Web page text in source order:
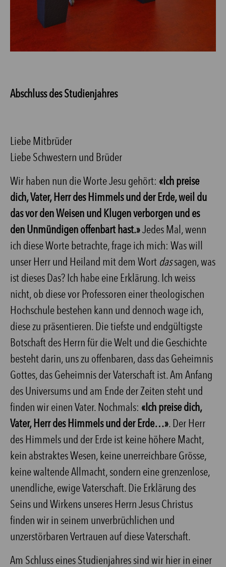
Abschluss des Studienjahres
Liebe Mitbrüder
Liebe Schwestern und Brüder
Wir haben nun die Worte Jesu gehört: «Ich preise
dich, Vater, Herr des Himmels und der Erde, weil du
das vor den Weisen und Klugen verborgen und es
den Unmündigen offenbart hast.»Jedes Mal, wenn
ich diese Worte betrachte, frage ich mich: Was will
unser Herr und Heiland mit dem Wort dassagen, was
ist dieses Das? Ich habe eine Erklärung. Ich weiss
nicht, ob diese vor Professoren einer theologischen
Hochschule bestehen kann und dennoch wage ich,
diese zu präsentieren. Die tiefste und endgültigste
Botschaft des Herrn für die Welt und die Geschichte
besteht darin, uns zu offenbaren, dass das Geheimnis
Gottes, das Geheimnis der Vaterschaft ist. Am Anfang
des Universums und am Ende der Zeiten steht und
finden wir einen Vater. Nochmals: «Ich preise dich,
Vater, Herr des Himmels und der Erde…». Der Herr
des Himmels und der Erde ist keine höhere Macht,
kein abstraktes Wesen, keine unerreichbare Grösse,
keine waltende Allmacht, sondern eine grenzenlose,
unendliche, ewige Vaterschaft. Die Erklärung des
Seins und Wirkens unseres Herrn Jesus Christus
finden wir in seinem unverbrüchlichen und
unzerstörbaren Vertrauen auf diese Vaterschaft.
Am Schluss eines Studienjahres sind wir hier in einer